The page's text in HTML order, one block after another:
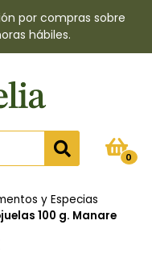
por compras sobre
hábiles.
0
y Especias
100 g. Manare